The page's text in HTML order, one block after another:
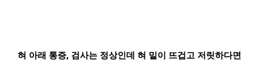
혀 아래 통증, 검사는 정상인데 혀 밑이 뜨겁고 저릿하다면